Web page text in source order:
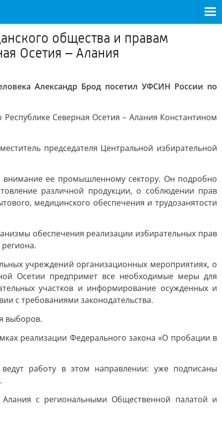
общества и правам
Осетия – Алания
Александр Брод посетил УФСИН России по
Северная Осетия – Алания Константином
председателя Центральной избирательной
внимание ее промышленному сектору. Он подробно
различной продукции, о соблюдении прав
медицинского обеспечения и трудозанятости
обеспечения реализации избирательных прав
учреждений организационных мероприятиях, о
Осетии предпримет все необходимые меры для
участков и информирование осужденных и
с требованиями законодательства.
выборов.
реализации Федерального закона «О пробации в
работу в этом направлении: уже подписаны
с региональными Общественной палатой и